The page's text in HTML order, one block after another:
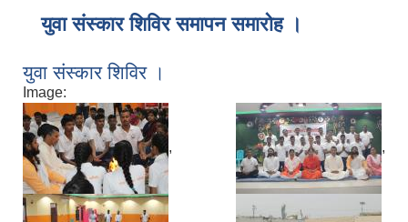
युवा संस्कार शिविर समापन समारोह ।
युवा संस्कार शिविर ।
Image:
, ,